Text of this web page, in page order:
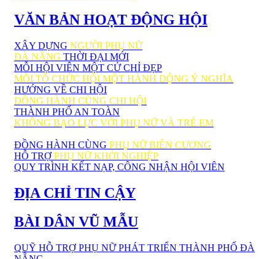
VĂN BẢN HOẠT ĐỘNG HỘI
XÂY DỰNG NGƯỜI PHỤ NỮ
ĐÀ NẴNG THỜI ĐẠI MỚI
MỖI HỘI VIÊN MỘT CỬ CHỈ ĐẸP
MỖI TỔ CHỨC HỘI MỘT HÀNH ĐỘNG Ý NGHĨA
HƯỚNG VỀ CHI HỘI
ĐỒNG HÀNH CÙNG CHI HỘI
THÀNH PHỐ AN TOÀN
KHÔNG BẠO LỰC VỚI PHỤ NỮ VÀ TRẺ EM
ĐỒNG HÀNH CÙNG PHỤ NỮ BIÊN CƯƠNG
HỖ TRỢ PHỤ NỮ KHỞI NGHIỆP
QUY TRÌNH KẾT NẠP, CÔNG NHẬN HỘI VIÊN
ĐỊA CHỈ TIN CẬY
BÀI DÂN VŨ MẪU
QUỸ HỖ TRỢ PHỤ NỮ PHÁT TRIỂN THÀNH PHỐ ĐÀ